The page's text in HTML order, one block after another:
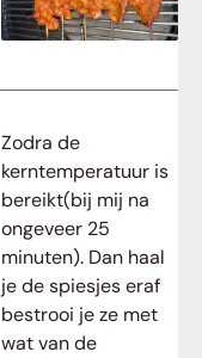
Zodra de
kerntemperatuur is
bereikt(bij mij na
ongeveer 25
minuten). Dan haal
je de spiesjes eraf
bestrooi je ze met
wat van de